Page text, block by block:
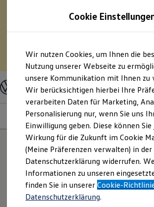
Hauptinhalt
springen
Footer
springen
75 % Sonderabschreibung auf E-
pro Monat Geld sparen?– Berechnen Sie
unserem Kostensimulator Ihre
Zum Kostensimulator
Nutzfahrzeuge
Modelle & Konfigurator
Nutzfahrzeugkategorien
Modelle konfigurieren
Konfiguration laden
Modelle vergleichen
Vorgängermodelle und Oldtimer
Vorgängermodelle
Oldtimer
Bulli Historie
Branchenlösungen & Gewerbekunden
Umbaulösungen und Hersteller
Auf- und Umbauten entdecken &
Groß- und Sonderkunden
Großkunden
Modelle Ausstattungsvariante
18Modelle
NEU: KI TESTEN
Entdecken Sie Modelle, die
Ihnen passen.
Cookie
Wir nutzen Cookies, um Ihnen die
Nutzung unserer Webseite zu
unsere Kommunikation mit Ihnen zu
Wir berücksichtigen hierbei Ihre
verarbeiten Daten für Marketing,
Personalisierung nur, wenn Sie uns
Einwilligung geben. Diese können
Wirkung für die Zukunft im Cookie
(Meine Präferenzen verwalten) in der
Datenschutzerklärung widerrufen.
Informationen zu unseren
finden Sie in unsererCookie-
Datenschutzerklärung.